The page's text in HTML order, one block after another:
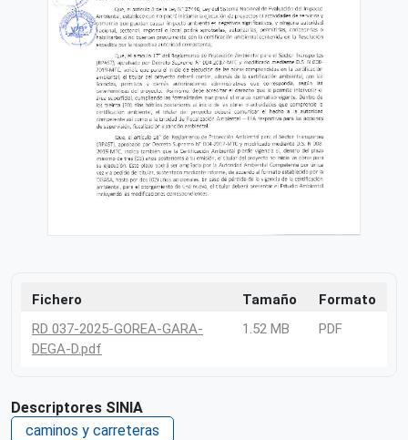
Fichero Tamaño
Formato
RD 037-2025-GOREA-GARA-
DEGA-D.pdf
1.52 MB PDF
Descriptores SINIA
caminos y carreteras